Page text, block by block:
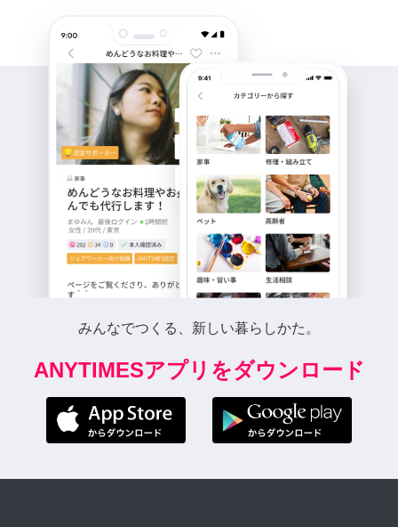
みんなでつくる、新しい暮らしかた。
ANYTIMESアプリをダウンロード